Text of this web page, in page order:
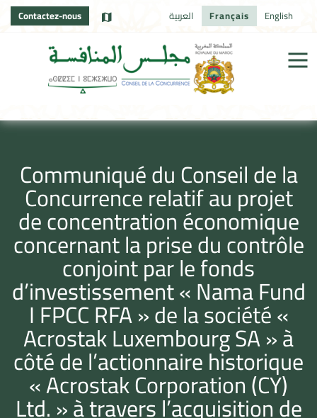
Contactez-nous العربية Français English
Communiqué du Conseil de la
Concurrence relatif au projet
de concentration économique
concernant la prise du contrôle
conjoint par le fonds
d’investissement « Nama Fund
I FPCC RFA » de la société «
Acrostak Luxembourg SA » à
côté de l’actionnaire historique
« Acrostak Corporation (CY)
Ltd. » à travers l’acquisition de